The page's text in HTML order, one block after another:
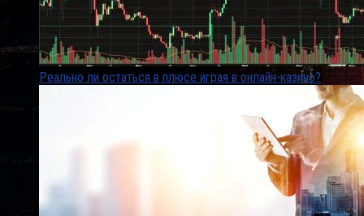
Реально ли остаться в плюсе играя в онлайн-казино?